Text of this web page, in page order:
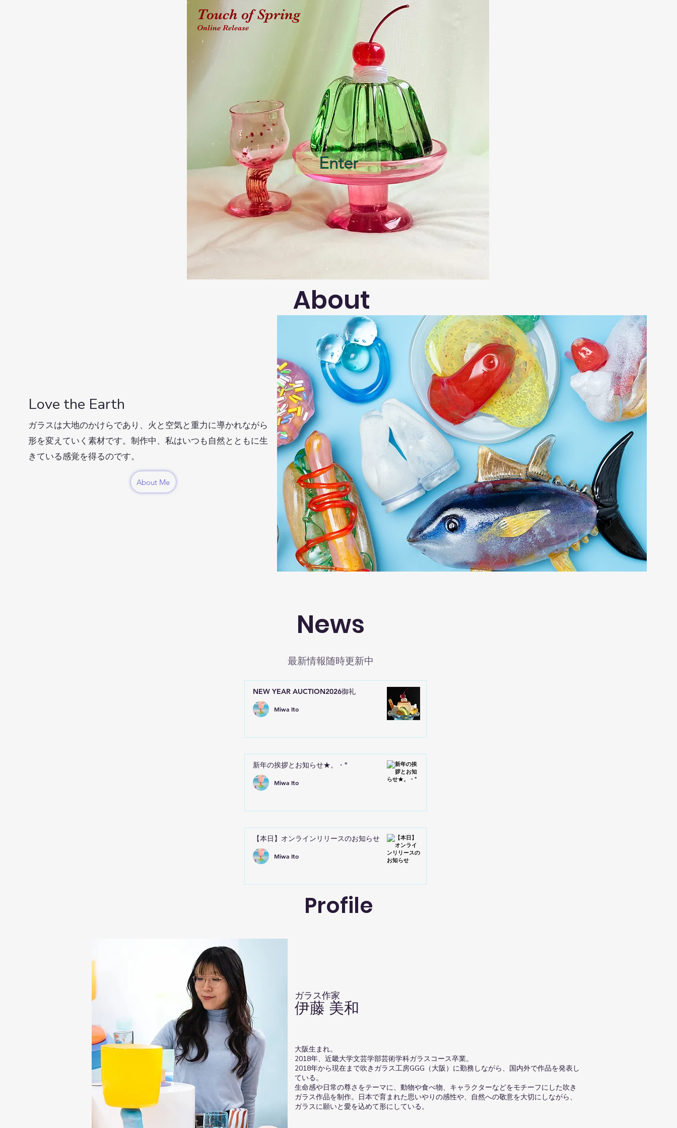
Touch of Spring
Online Release
Enter
About
Love the Earth
​ガラスは大地のかけらであり、火と空気と重力に導かれながら
​形を変えていく素材です。制作中、私はいつも自然とともに生
きている感覚を得るのです。
About Me
News
​最新情報随時更新中
NEW YEAR AUCTION2026御礼
Miwa Ito
新年の挨拶とお知らせ★。・°
Miwa Ito
【本日】オンラインリリースのお知らせ
Miwa Ito
​Profile
ガラス作家
伊藤 美和
大阪生まれ。
2018年、近畿大学文芸学部芸術学科ガラスコース卒業。
2018年から現在まで吹きガラス工房GGG（大阪）に勤務しながら、国内外で作品を発表し
ている。
生命感や日常の尊さをテーマに、動物や食べ物、キャラクターなどをモチーフにした吹き
ガラス作品を制作。日本で育まれた思いやりの感性や、自然への敬意を大切にしながら、
ガラスに願いと愛を込めて形にしている。